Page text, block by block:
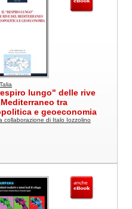
lungo" delle rive
tra
e geoeconomia
collaborazione di Italo Iozzolino